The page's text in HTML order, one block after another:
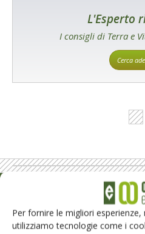
Per fornire le migliori
utilizziamo tecnologie come i
L'Esperto
I consigli di Terra e
Cerca
Rimani